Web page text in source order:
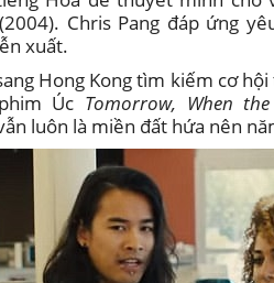
(2004). Chris Pang đáp ứng
xuất.
Hong Kong tìm kiếm cơ
Úc Tomorrow, When
luôn là miền đất hứa nên